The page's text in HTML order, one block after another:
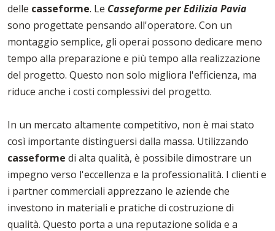
delle casseforme. Le Casseforme per Edilizia Pavia
sono progettate pensando all'operatore. Con un
montaggio semplice, gli operai possono dedicare meno
tempo alla preparazione e più tempo alla realizzazione
del progetto. Questo non solo migliora l'efficienza, ma
riduce anche i costi complessivi del progetto.
In un mercato altamente competitivo, non è mai stato
così importante distinguersi dalla massa. Utilizzando
casseforme di alta qualità, è possibile dimostrare un
impegno verso l'eccellenza e la professionalità. I clienti e
i partner commerciali apprezzano le aziende che
investono in materiali e pratiche di costruzione di
qualità. Questo porta a una reputazione solida e a